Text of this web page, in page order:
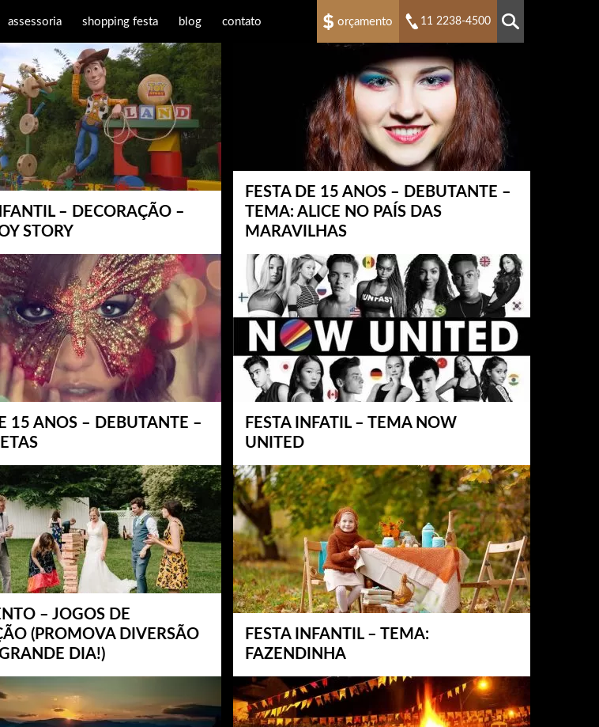
assessoria shopping festa blog contato orçamento 11 2238-4500
– DECORAÇÃO –
STORY
FESTA DE 15 ANOS – DEBUTANTE –
TEMA: ALICE NO PAÍS DAS
MARAVILHAS
15 ANOS – DEBUTANTE –
FESTA INFATIL – TEMA NOW
UNITED
– JOGOS DE
(PROMOVA DIVERSÃO
DIA!)
FESTA INFANTIL – TEMA:
FAZENDINHA